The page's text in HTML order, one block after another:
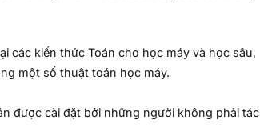
các kiến thức Toán cho học máy và học sâu,
một số thuật toán học máy.
được cài đặt bởi những người không phải tác